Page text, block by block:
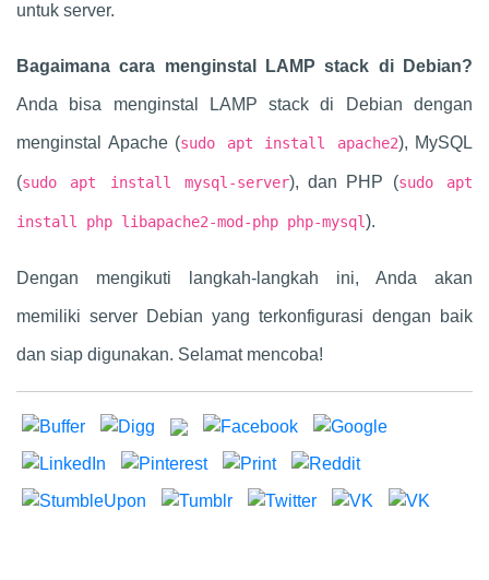
untuk server.
Bagaimana cara menginstal LAMP stack di Debian?
Anda bisa menginstal LAMP stack di Debian dengan
menginstal Apache (sudo apt install apache2), MySQL
(sudo apt install mysql-server), dan PHP (sudo apt
install php libapache2-mod-php php-mysql).
Dengan mengikuti langkah-langkah ini, Anda akan
memiliki server Debian yang terkonfigurasi dengan baik
dan siap digunakan. Selamat mencoba!